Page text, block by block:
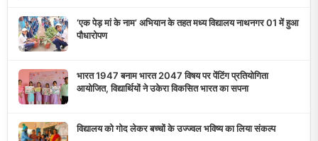
‘एक पेड़ मां के नाम’ अभियान के तहत मध्य विद्यालय नाथनगर 01 में हुआ
पौधारोपण
भारत 1947 बनाम भारत 2047 विषय पर पेंटिंग प्रतियोगिता
आयोजित, विद्यार्थियों ने उकेरा विकसित भारत का सपना
विद्यालय को गोद लेकर बच्चों के उज्ज्वल भविष्य का लिया संकल्प